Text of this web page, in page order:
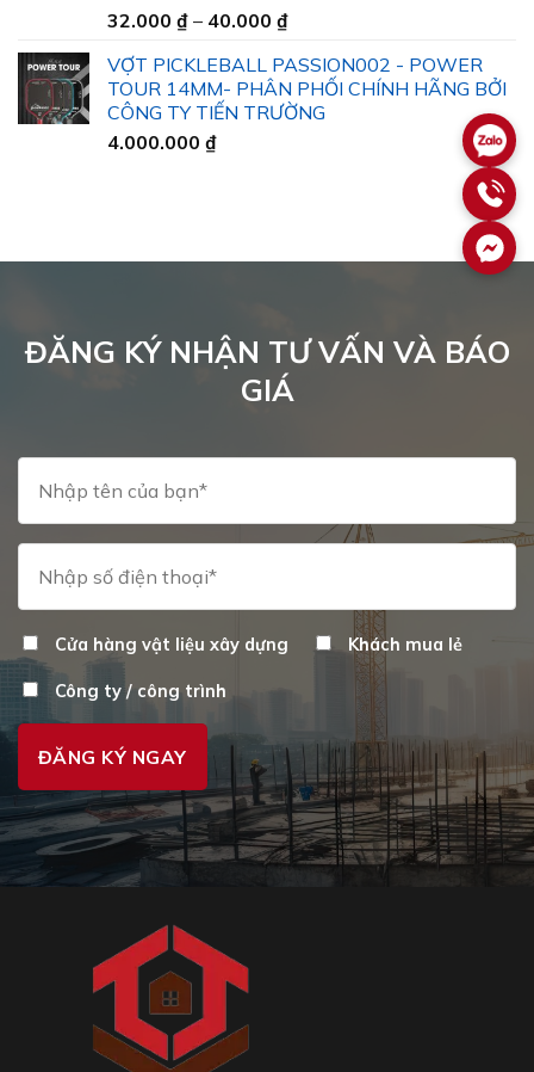
45.000 ₫
32.000 ₫ – 40.000 ₫Khoảng
từ
32.000 ₫
đến
VỢT PICKLEBALL PASSION002 - POWER
TOUR 14MM- PHÂN PHỐI CHÍNH HÃNG BỞI
CÔNG TY TIẾN TRƯỜNG
4.000.000 ₫
ĐĂNG KÝ NHẬN TƯ VẤN VÀ BÁO
GIÁ
Cửa hàng vật liệu xây dựng Khách mua lẻ
Công ty / công trình